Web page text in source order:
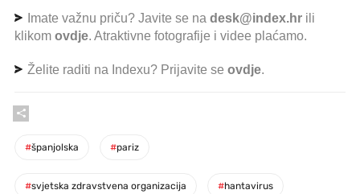
Imate važnu priču? Javite se na desk@index.hr ili
klikom ovdje. Atraktivne fotografije i videe plaćamo.
Želite raditi na Indexu? Prijavite se ovdje.
#španjolska #pariz
#svjetska zdravstvena organizacija #hantavirus